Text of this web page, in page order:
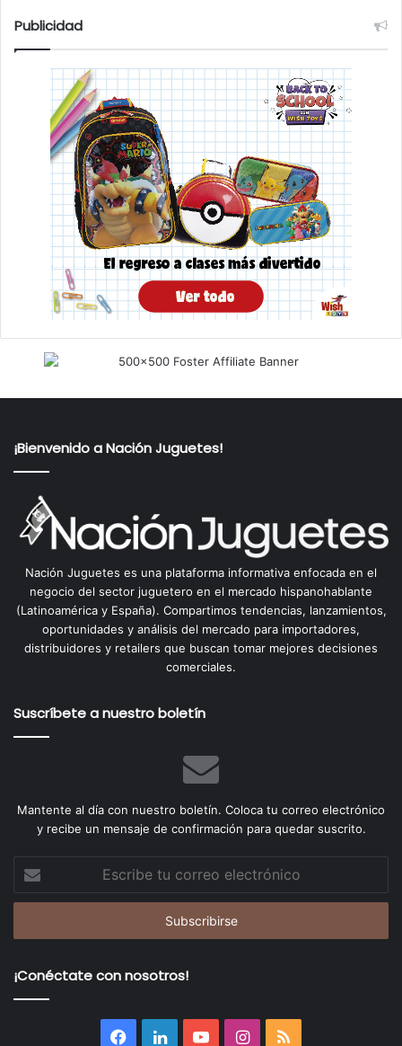
Publicidad
¡Bienvenido a Nación Juguetes!
Nación Juguetes es una plataforma informativa enfocada en el
negocio del sector juguetero en el mercado hispanohablante
(Latinoamérica y España). Compartimos tendencias, lanzamientos,
oportunidades y análisis del mercado para importadores,
distribuidores y retailers que buscan tomar mejores decisiones
comerciales.
Suscríbete a nuestro boletín
Mantente al día con nuestro boletín. Coloca tu correo electrónico
y recibe un mensaje de confirmación para quedar suscrito.
tu
correo
¡Conéctate con nosotros!
Facebook
LinkedInYouTubeInstagram